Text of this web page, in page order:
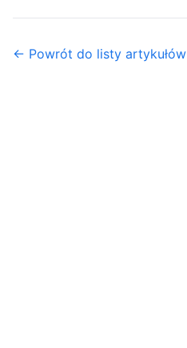
← Powrót do listy artykułów